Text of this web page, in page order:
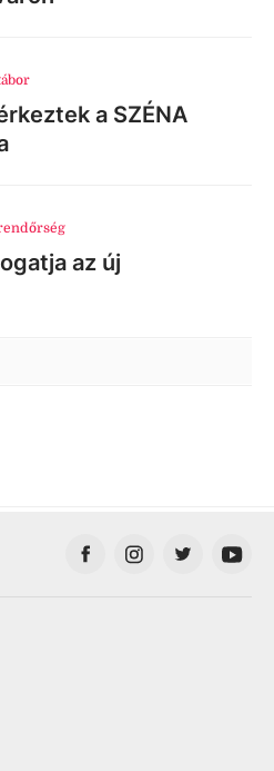
a SZÉNA
az új